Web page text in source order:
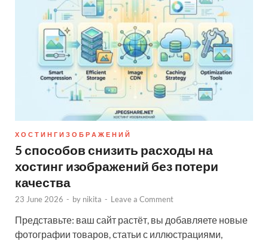
Х О С Т И Н Г И З О Б Р А Ж Е Н И Й
5 способов снизить расходы на
хостинг изображений без потери
качества
23 June 2026 - by nikita - Leave a Comment
Представьте: ваш сайт растёт, вы добавляете новые
фотографии товаров, статьи с иллюстрациями,